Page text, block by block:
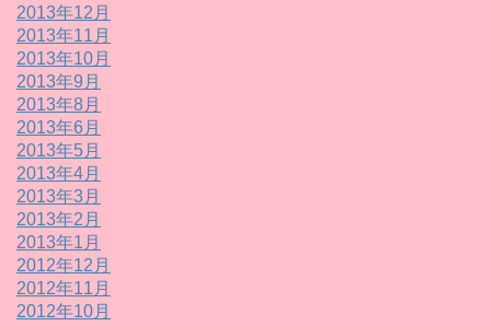
2013年12月
2013年11月
2013年10月
2013年9月
2013年8月
2013年6月
2013年5月
2013年4月
2013年3月
2013年2月
2013年1月
2012年12月
2012年11月
2012年10月